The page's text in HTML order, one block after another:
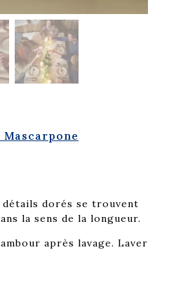
Mascarpone
détails dorés se trouvent
la sens de la longueur.
après lavage. Laver